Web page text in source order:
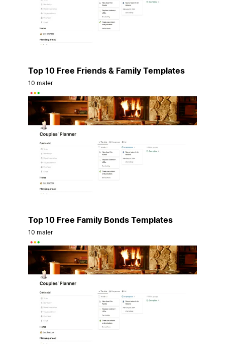
Top 10 Free Friends & Family Templates
10 maler
Top 10 Free Family Bonds Templates
10 maler